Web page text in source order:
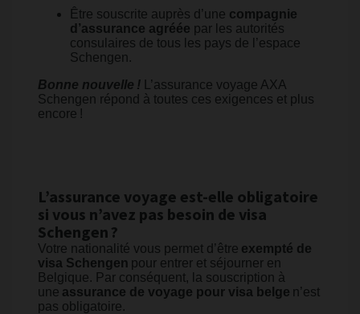
Être souscrite auprès d’une compagnie
d’assurance agréée par les autorités
consulaires de tous les pays de l’espace
Schengen.
Bonne nouvelle ! L’assurance voyage AXA
Schengen répond à toutes ces exigences et plus
encore !
L’assurance voyage est-elle obligatoire
si vous n’avez pas besoin de visa
Schengen ?
Votre nationalité vous permet d’être exempté de
visa Schengen pour entrer et séjourner en
Belgique. Par conséquent, la souscription à
une assurance de voyage pour visa belge n’est
pas obligatoire.